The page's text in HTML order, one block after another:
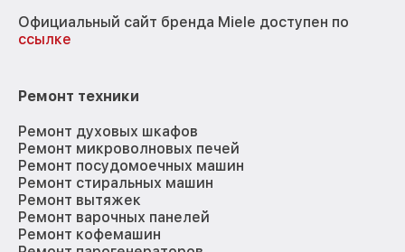
Официальный сайт бренда Miele доступен по
ссылке
Ремонт техники
Ремонт духовых шкафов
Ремонт микроволновых печей
Ремонт посудомоечных машин
Ремонт стиральных машин
Ремонт вытяжек
Ремонт варочных панелей
Ремонт кофемашин